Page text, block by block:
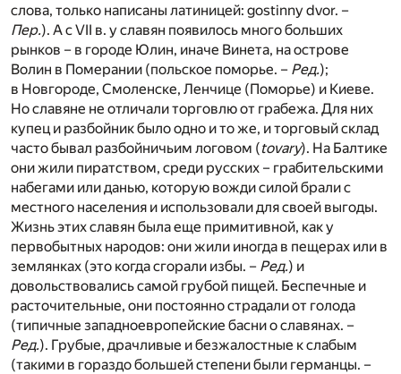
слова, только написаны латиницей: gostinny dvor. –
Пер.). А с VII в. у славян появилось много больших
рынков – в городе Юлин, иначе Винета, на острове
Волин в Померании (польское поморье. – Ред.);
в Новгороде, Смоленске, Ленчице (Поморье) и Киеве.
Но славяне не отличали торговлю от грабежа. Для них
купец и разбойник было одно и то же, и торговый склад
часто бывал разбойничьим логовом (tovary). На Балтике
они жили пиратством, среди русских – грабительскими
набегами или данью, которую вожди силой брали с
местного населения и использовали для своей выгоды.
Жизнь этих славян была еще примитивной, как у
первобытных народов: они жили иногда в пещерах или в
землянках (это когда сгорали избы. – Ред.) и
довольствовались самой грубой пищей. Беспечные и
расточительные, они постоянно страдали от голода
(типичные западноевропейские басни о славянах. –
Ред.). Грубые, драчливые и безжалостные к слабым
(такими в гораздо большей степени были германцы. –